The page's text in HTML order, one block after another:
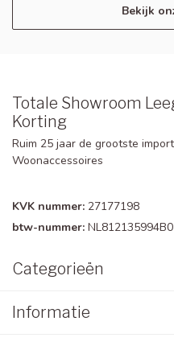
Bekijk
Totale Showroom
Korting
Ruim 25 jaar de grootste
Woonaccessoires
KVK nummer: 27177198
btw-nummer:
Categorieën
Informatie